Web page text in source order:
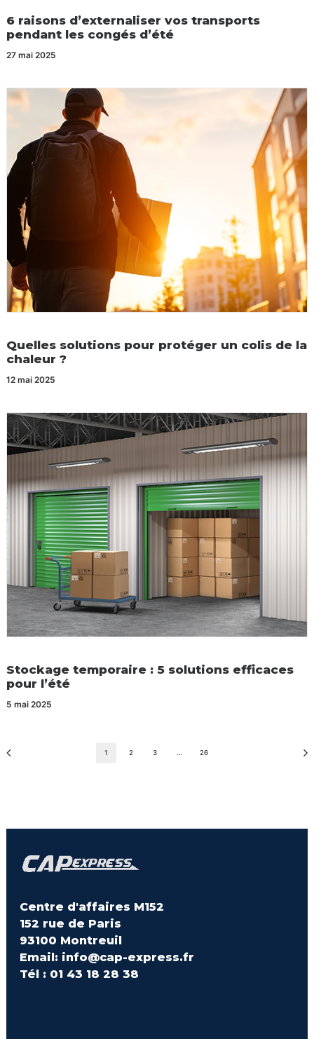
6 raisons d’externaliser vos transports
pendant les congés d’été
27 mai 2025
Quelles solutions pour protéger un colis de la
chaleur ?
12 mai 2025
Stockage temporaire : 5 solutions efficaces
pour l’été
5 mai 2025
1 2 3 … 26
Centre d'affaires M152
152 rue de Paris
93100 Montreuil
Email: info@cap-express.fr
Tél : 01 43 18 28 38